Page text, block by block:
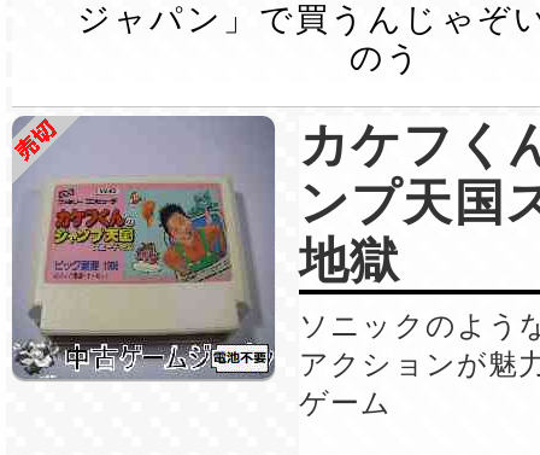
ジャパン」で買うんじゃぞ
のう
カケフく
ンプ天国
地獄
ソニックのよう
アクションが魅
ゲーム